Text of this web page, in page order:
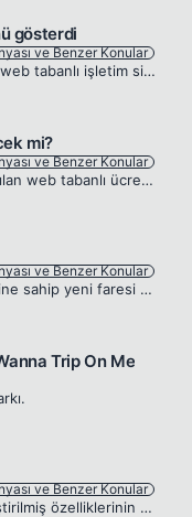
gösterdi
ve Benzer Konular
Dün duyurusu yapılan Google'ın web tabanlı işletim sistemi Chrome OS'e ait olduğu iddia edilen ekran görüntüleri yayınlandı. Bilgisayar üreticisi Acer'e gönderilen ve halen geliştirme aşamasında olan...
mi?
ve Benzer Konular
Kısa bir süre önce duyurusu yapılan web tabanlı ücretsiz işletim sistemi Google Chrome, Windows'u yenebilir mi? Arama motoru devi Google, uzun süredir beklenen hamleyi yaptı ve web tabanlı işletim si...
ve Benzer Konular
Genius'un OptoWheel teknolojisine sahip yeni faresi Traveler 515, tek tıklama ile seçilen kelime ile ilgili internette arama yapabiliyor. OptoWheel teknolojisinin sahibi Genius, işi gereği çok gezen ...
Trip On Me
ve Benzer Konular
DV4S2H, çarpıcı tasarımı ve geliştirilmiş özelliklerinin yanı sıra hem ses hem de görüntü kalitesi açısından bir ilke imza atıyor, bu iki unsuru şık bir tasarımla sunuyor. DV4S2H: DivX HD gösterim ve...